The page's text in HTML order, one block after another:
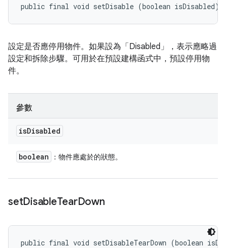
public final void setDisable (boolean isDisabled)
設定是否應停用物件。如果設為「Disabled」，表示應略過
設定和拆除步驟。可用於在預設建構函式中，預設停用物
件。
參數
isDisabled
boolean ：物件應處於的狀態。
setDisableTearDown
public final void setDisableTearDown (boolean